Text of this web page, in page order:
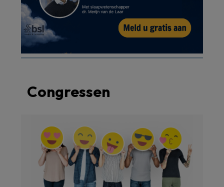
Congressen